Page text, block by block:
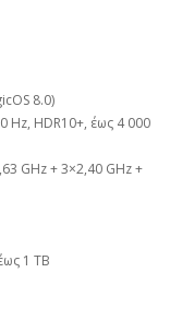
8.0)
Hz, HDR10+, έως 4 000
GHz + 3×2,40 GHz +
1 TB